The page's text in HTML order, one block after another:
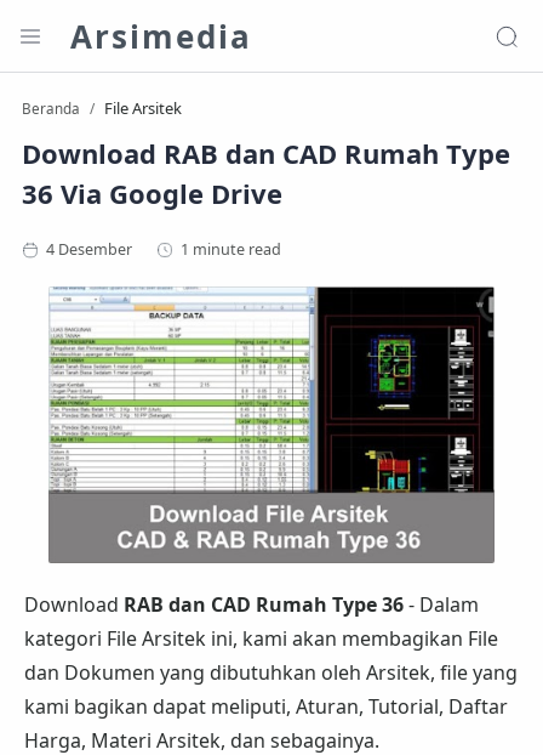
Arsimedia
Beranda File Arsitek
Download RAB dan CAD Rumah Type
36 Via Google Drive
1 minute read
Download RAB dan CAD Rumah Type 36- Dalam
kategori File Arsitek ini, kami akan membagikan File
dan Dokumen yang dibutuhkan oleh Arsitek, file yang
kami bagikan dapat meliputi, Aturan, Tutorial, Daftar
Harga, Materi Arsitek, dan sebagainya.